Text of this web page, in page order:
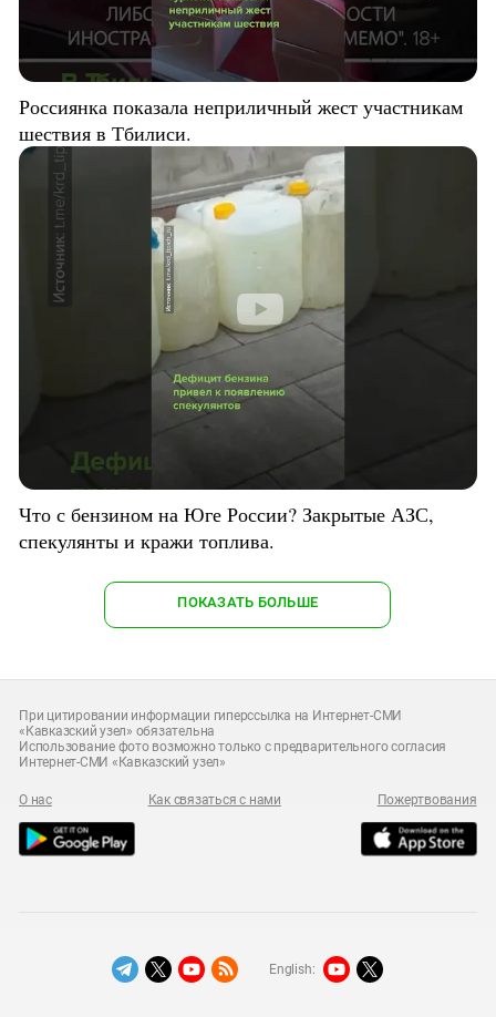
Россиянка показала неприличный жест участникам
шествия в Тбилиси.
Что с бензином на Юге России? Закрытые АЗС,
спекулянты и кражи топлива.
ПОКАЗАТЬ БОЛЬШЕ
При цитировании информации гиперссылка на Интернет-СМИ
«Кавказский узел» обязательна
Использование фото возможно только с предварительного согласия
Интернет-СМИ «Кавказский узел»
О нас Как связаться с нами Пожертвования
English: